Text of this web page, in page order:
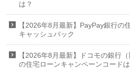
は？
【2026年8月最新】PayPay銀行の
キャッシュバック
【2026年8月最新】ドコモの銀行
の住宅ローンキャンペーンコードは